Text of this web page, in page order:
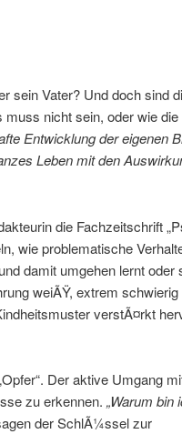
sein Vater? Und doch sind
nicht sein, oder wie
Entwicklung der eigenen
Leben mit den
die Fachzeitschrift
wie problematische
damit umgehen lernt oder
weiÃŸ, extrem
verstÃ¤rkt
Der aktive Umgang
zu erkennen. „Warum bin
der SchlÃ¼ssel zur